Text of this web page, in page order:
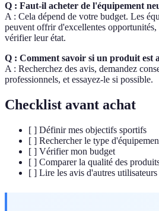
Q : Faut-il acheter de l'équipement
A : Cela dépend de votre budget. Les
peuvent offrir d'excellentes opportunités,
vérifier leur état.
Q : Comment savoir si un produit est
A : Recherchez des avis, demandez
professionnels, et essayez-le si possible.
Checklist avant achat
[ ] Définir mes objectifs sportifs
[ ] Rechercher le type
[ ] Vérifier mon budget
[ ] Comparer la qualité des
[ ] Lire les avis d'autres utilisateurs